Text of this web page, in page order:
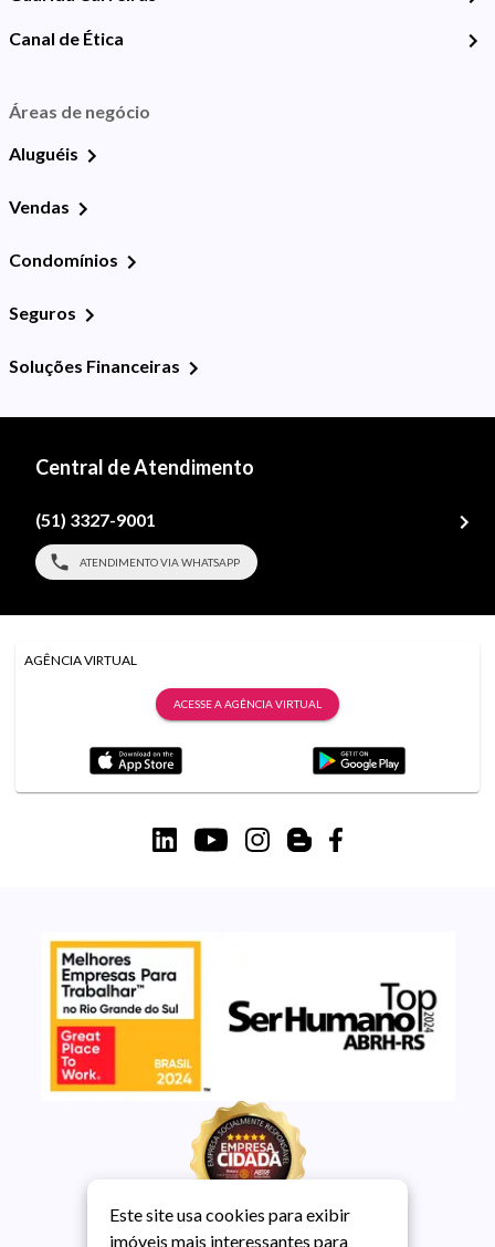
Canal de Ética
Áreas de negócio
Aluguéis
Vendas
Condomínios
Seguros
Soluções Financeiras
Central de Atendimento
(51) 3327-9001
ATENDIMENTO VIA WHATSAPP
AGÊNCIA VIRTUAL
ACESSE A AGÊNCIA VIRTUAL
Este site usa cookies para exibir
imóveis mais interessantes para